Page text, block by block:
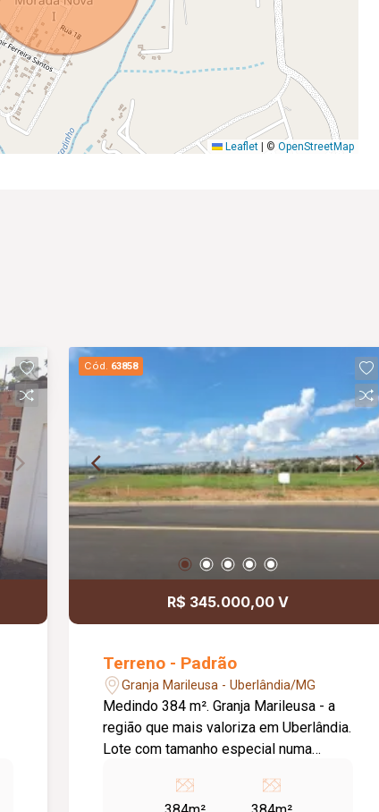
Leaflet © OpenStreetMap
Cód. 63858
R$ 345.000,00 V
Terreno - Padrão
Granja Marileusa - Uberlândia/MG
Medindo 384 m². Granja Marileusa - a
região que mais valoriza em Uberlândia.
Lote com tamanho especial numa
bem localizado. A posição do terreno